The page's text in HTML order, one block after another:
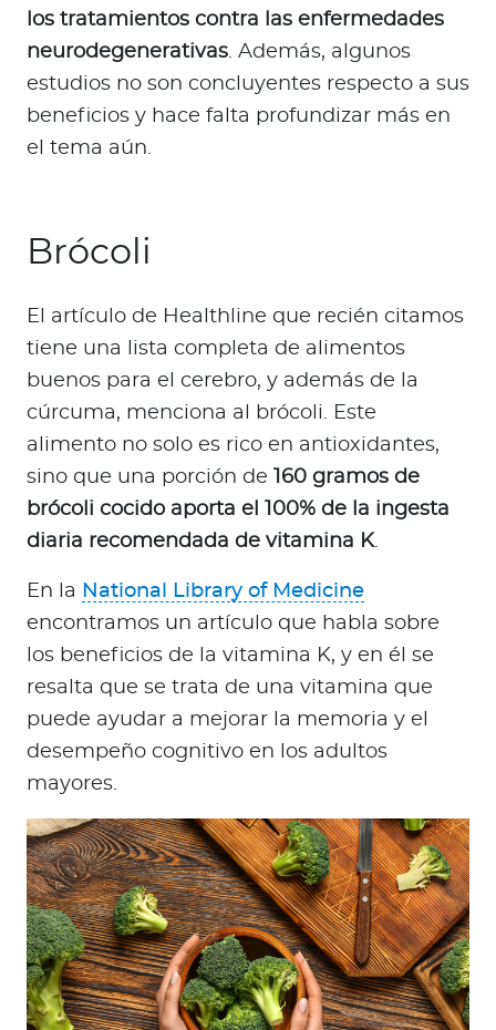
los tratamientos contra las enfermedades
neurodegenerativas. Además, algunos
estudios no son concluyentes respecto a sus
beneficios y hace falta profundizar más en
el tema aún.
Brócoli
El artículo de Healthline que recién citamos
tiene una lista completa de alimentos
buenos para el cerebro, y además de la
cúrcuma, menciona al brócoli. Este
alimento no solo es rico en antioxidantes,
sino que una porción de
160 gramos de
brócoli cocido aporta el 100% de la ingesta
diaria recomendada de vitamina K.
En la National Library of Medicine
encontramos un artículo que habla sobre
los beneficios de la vitamina K, y en él se
resalta que se trata de una vitamina que
puede ayudar a mejorar la memoria y el
desempeño cognitivo en los adultos
mayores.